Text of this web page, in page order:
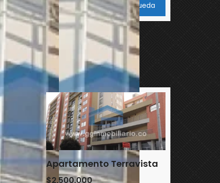
Búsqueda
Propiedades
Recientes
Apartamento Terravista
$2,500,000